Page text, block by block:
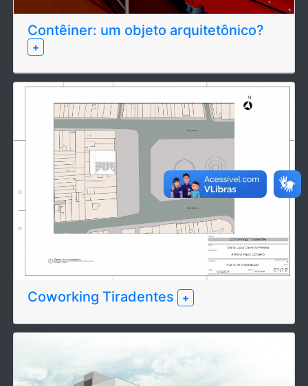
Contêiner: um objeto arquitetônico?
+
Coworking Tiradentes +